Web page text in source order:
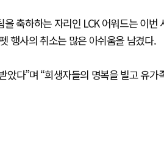
축하하는 자리인 LCK 어워드는 이번
행사의 취소는 많은 아쉬움을 남겼다.
다”며 “희생자들의 명복을 빌고 유가